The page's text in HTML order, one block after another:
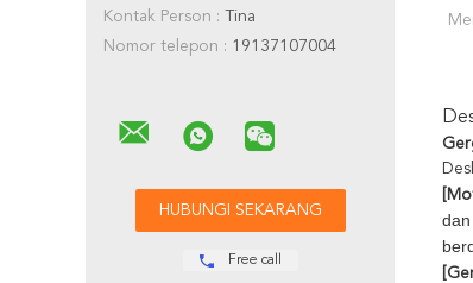
Kontak Person : Tina
Nomor telepon : 19137107004
Free call